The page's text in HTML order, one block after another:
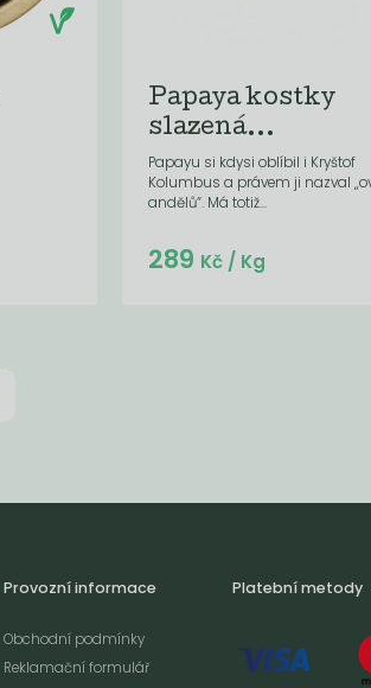
Papaya kostky
slazená...
Papayu si kdysi oblíbil i Kryštof
Kolumbus a právem ji nazval
andělů“. Má totiž...
Do košíku:
289 Kč/ Kg
Provozní informace
Obchodní podmínky
Reklamační formulář
Platební metody